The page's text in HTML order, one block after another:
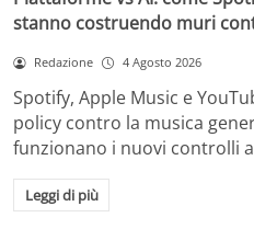
stanno costruendo muri
Redazione 4 Agosto 2026
Spotify, Apple Music e
policy contro la musica
funzionano i nuovi controlli
Leggi di più